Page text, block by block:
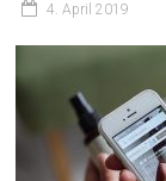
4. April 2019